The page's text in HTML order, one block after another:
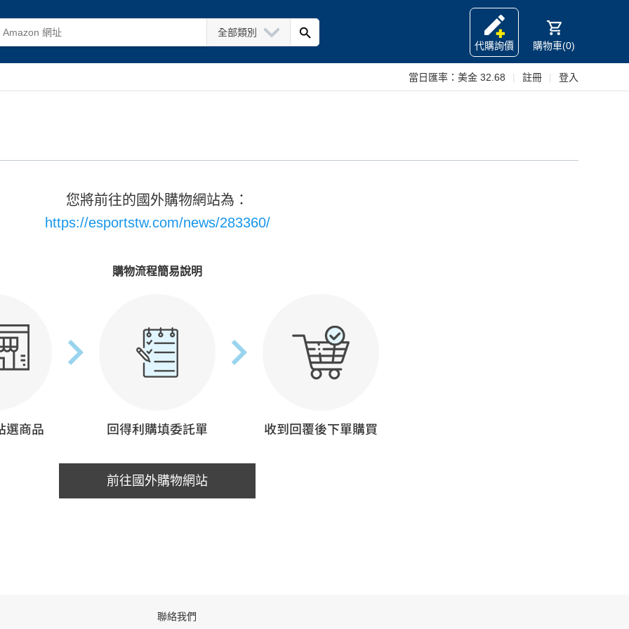
全部類別
代購詢價
購物車(0)
當日匯率： 美金 32.68 註冊 登入
您將前往的國外購物網站為：
https://esportstw.com/news/283360/
購物流程簡易說明
前往國外購物網站
聯絡我們